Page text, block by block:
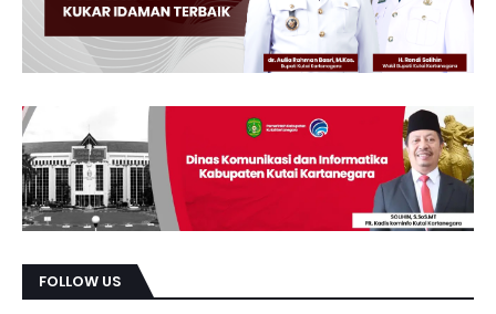
FOLLOW US